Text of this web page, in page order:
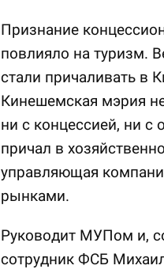
Признание
повлияло на туризм.
стали причаливать в
Кинешемская мэрия
ни с концессией, ни с
причал в
управляющая
рынками.
Руководит МУПом и,
сотрудник ФСБ